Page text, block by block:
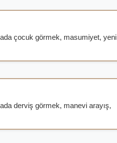
çocuk görmek, masumiyet, yeni
derviş görmek, manevi arayış,